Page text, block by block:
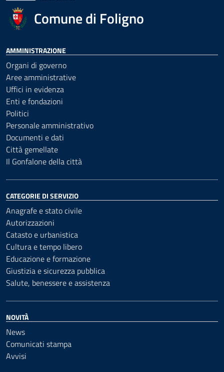
Comune di Foligno
AMMINISTRAZIONE
Organi di governo
Aree amministrative
Uffici in evidenza
Enti e fondazioni
Politici
Personale amministrativo
Documenti e dati
Città gemellate
Il Gonfalone della città
CATEGORIE DI SERVIZIO
Anagrafe e stato civile
Autorizzazioni
Catasto e urbanistica
Cultura e tempo libero
Educazione e formazione
Giustizia e sicurezza pubblica
Salute, benessere e assistenza
NOVITÀ
News
Comunicati stampa
Avvisi